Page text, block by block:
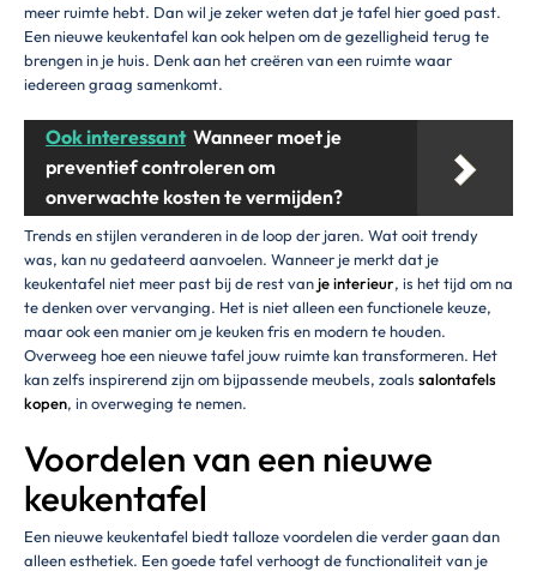
meer ruimte hebt. Dan wil je zeker weten dat je tafel hier goed past.
Een nieuwe keukentafel kan ook helpen om de gezelligheid terug te
brengen in je huis. Denk aan het creëren van een ruimte waar
iedereen graag samenkomt.
Ook interessant Wanneer moet je
preventief controleren om
onverwachte kosten te vermijden?
Trends en stijlen veranderen in de loop der jaren. Wat ooit trendy
was, kan nu gedateerd aanvoelen. Wanneer je merkt dat je
keukentafel niet meer past bij de rest van je interieur, is het tijd om na
te denken over vervanging. Het is niet alleen een functionele keuze,
maar ook een manier om je keuken fris en modern te houden.
Overweeg hoe een nieuwe tafel jouw ruimte kan transformeren. Het
kan zelfs inspirerend zijn om bijpassende meubels, zoals salontafels
kopen, in overweging te nemen.
Voordelen van een nieuwe
keukentafel
Een nieuwe keukentafel biedt talloze voordelen die verder gaan dan
alleen esthetiek. Een goede tafel verhoogt de functionaliteit van je